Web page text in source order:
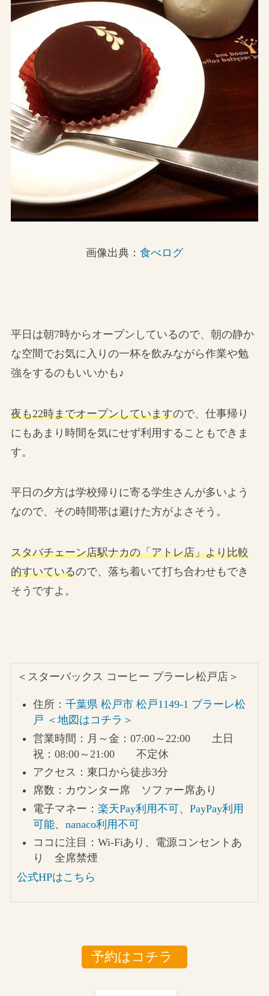
画像出典： 食べログ
平日は朝7時からオープンしているので、朝の静か
な空間でお気に入りの一杯を飲みながら作業や勉
強をするのもいいかも♪
夜も22時までオープンしていますので、仕事帰り
にもあまり時間を気にせず利用することもできま
す。
平日の夕方は学校帰りに寄る学生さんが多いよう
なので、その時間帯は避けた方がよさそう。
スタバチェーン店駅ナカの「アトレ店」より比較
的すいているので、落ち着いて打ち合わせもでき
そうですよ。
＜スターバックス コーヒー プラーレ松戸店＞
住所： 千葉県 松戸市 松戸1149-1 プラーレ松
戸 ＜地図はコチラ＞
営業時間：月～金：07:00～22:00 土日
祝：08:00～21:00 不定休
アクセス：東口から徒歩3分
席数：カウンター席 ソファー席あり
電子マネー： 楽天Pay利用不可、 PayPay利用
可能、 nanaco利用不可
ココに注目：Wi-Fiあり、電源コンセントあ
り 全席禁煙
公式HPはこちら
予約はコチラ